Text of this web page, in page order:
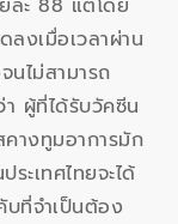
งเมื่อเวลาผ่าน
นไม่สามารถ
ผู้ที่ได้รับวัคซีน
คางทูมอาการมัก
ะเทศไทยจะได้
ที่จำเป็นต้อง